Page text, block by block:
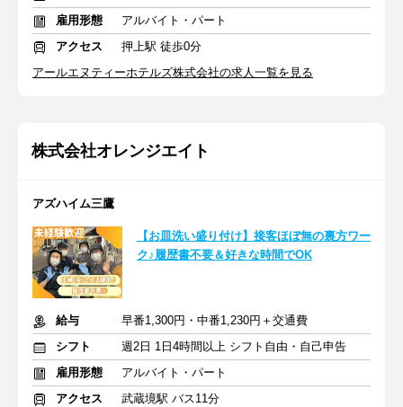
雇用形態
アルバイト・パート
アクセス
押上駅 徒歩0分
アールエヌティーホテルズ株式会社の求人一覧を見る
株式会社オレンジエイト
アズハイム三鷹
【お皿洗い盛り付け】接客ほぼ無の裏方ワー
ク♪履歴書不要＆好きな時間でOK
給与
早番1,300円・中番1,230円＋交通費
シフト
週2日 1日4時間以上 シフト自由・自己申告
雇用形態
アルバイト・パート
アクセス
武蔵境駅 バス11分